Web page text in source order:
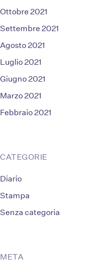
Ottobre 2021
Settembre 2021
Agosto 2021
Luglio 2021
Giugno 2021
Marzo 2021
Febbraio 2021
CATEGORIE
Diario
Stampa
Senza categoria
META